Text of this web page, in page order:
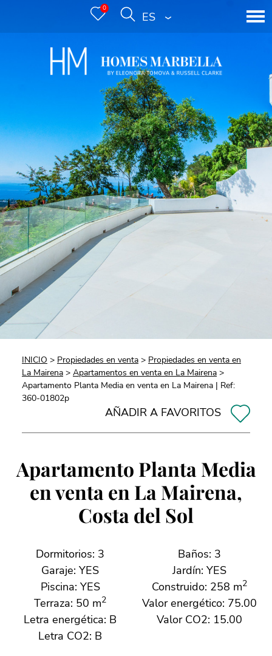
0
ESPAÑOL
INICIO > Propiedades en venta > Propiedades en venta en
La Mairena > Apartamentos en venta en La Mairena >
Apartamento Planta Media en venta en La Mairena | Ref:
360-01802p
AÑADIR A FAVORITOS
Apartamento Planta Media
en venta en La Mairena,
Costa del Sol
Dormitorios: 3
Baños: 3
Garaje: YES
Jardín: YES
Piscina: YES
Construido: 258 m2
Terraza: 50 m2
Valor energético: 75.00
Letra energética: B
Valor CO2: 15.00
Letra CO2: B